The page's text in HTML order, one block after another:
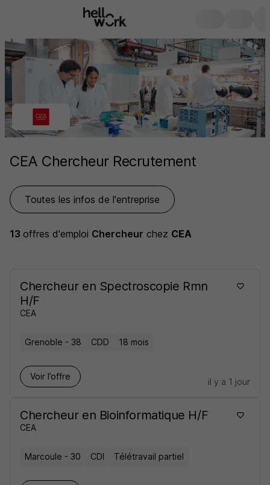
CEA Chercheur Recrutement
Toutes les infos de l'entreprise
13 offres d'emploi Chercheur chez CEA
Chercheur en Spectroscopie Rmn
H/F
CEA
Grenoble - 38 CDD 18 mois
Voir l’offre
il y a 1 jour
Chercheur en Bioinformatique H/F
CEA
Marcoule - 30 CDI Télétravail partiel